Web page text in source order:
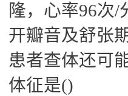
隆，心率96次/
开瓣音及舒张
患者查体还可
体征是()